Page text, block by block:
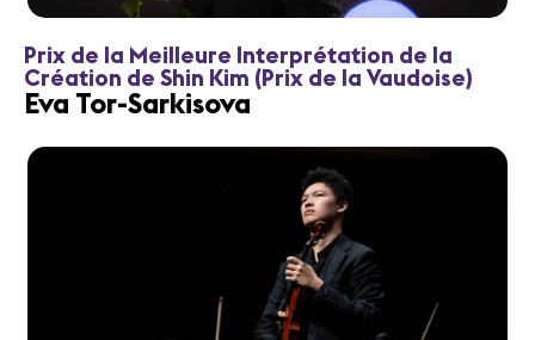
Prix de la Meilleure Interprétation de la
Création de Shin Kim (Prix de la Vaudoise)
Eva Tor-Sarkisova